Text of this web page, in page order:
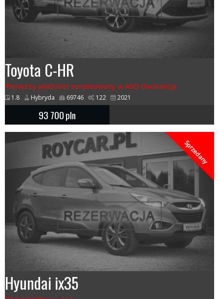
Toyota C-HR
Pierwszy właściciel serwisowany w ASO Gwarancja
1.8 Hybryda 69746 122 2021
93 700pln
Sprzedany
Hyundai ix35